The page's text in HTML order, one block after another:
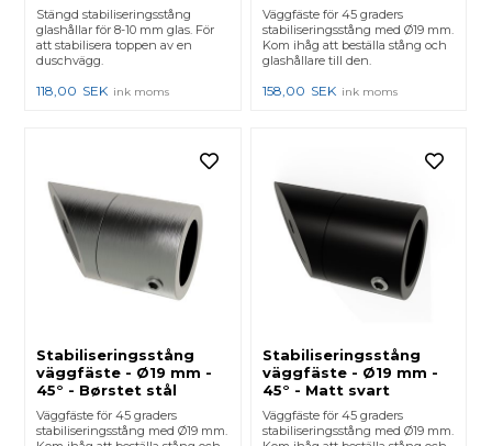
Stängd stabiliseringsstång
glashållar för 8-10 mm glas. För
att stabilisera toppen av en
duschvägg.
118,00 SEK ink moms
Väggfäste för 45 graders
stabiliseringsstång med Ø19 mm.
Kom ihåg att beställa stång och
glashållare till den.
158,00 SEK ink moms
Stabiliseringsstång
väggfäste - Ø19 mm -
45° - Børstet stål
Väggfäste för 45 graders
stabiliseringsstång med Ø19 mm.
Stabiliseringsstång
väggfäste - Ø19 mm -
45° - Matt svart
Väggfäste för 45 graders
stabiliseringsstång med Ø19 mm.